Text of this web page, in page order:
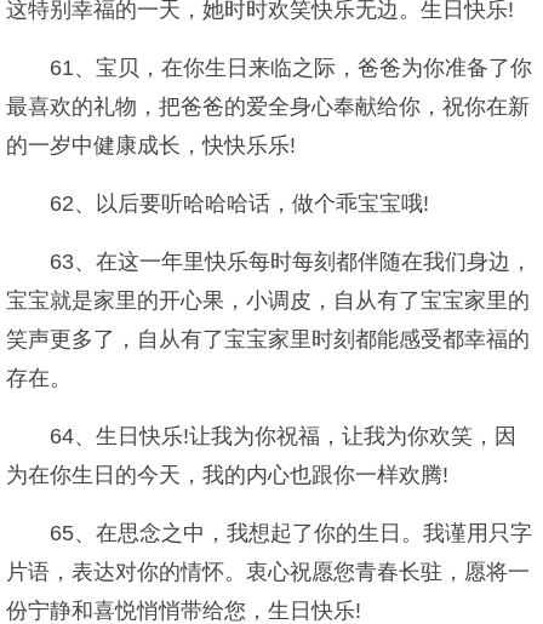
这特别幸福的一天，她时时欢笑快乐无边。生日快乐!
61、宝贝，在你生日来临之际，爸爸为你准备了你
最喜欢的礼物，把爸爸的爱全身心奉献给你，祝你在新
的一岁中健康成长，快快乐乐!
62、以后要听哈哈哈话，做个乖宝宝哦!
63、在这一年里快乐每时每刻都伴随在我们身边，
宝宝就是家里的开心果，小调皮，自从有了宝宝家里的
笑声更多了，自从有了宝宝家里时刻都能感受都幸福的
存在。
64、生日快乐!让我为你祝福，让我为你欢笑，因
为在你生日的今天，我的内心也跟你一样欢腾!
65、在思念之中，我想起了你的生日。我谨用只字
片语，表达对你的情怀。衷心祝愿您青春长驻，愿将一
份宁静和喜悦悄悄带给您，生日快乐!